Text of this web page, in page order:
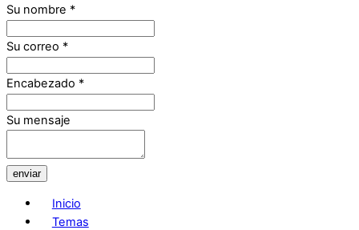
Su nombre *
Su correo *
Encabezado *
Su mensaje
enviar
Inicio
Temas